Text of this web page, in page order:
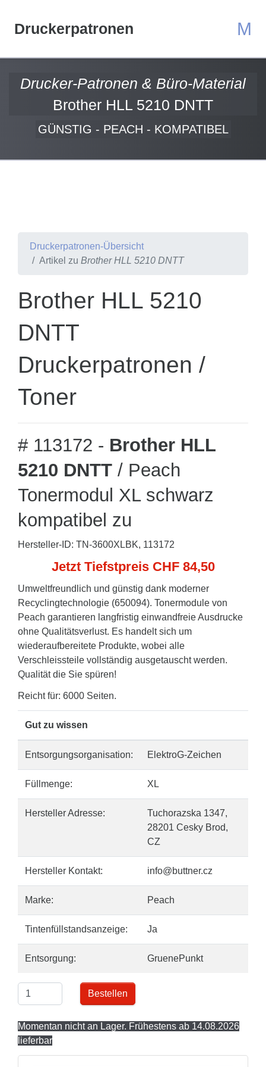
Druckerpatronen M
Drucker-Patronen & Büro-Material
Brother HLL 5210 DNTT
GÜNSTIG - PEACH - KOMPATIBEL
Druckerpatronen-Übersicht
Artikel zu Brother HLL 5210 DNTT
Brother HLL 5210
DNTT
Druckerpatronen /
Toner
# 113172 - Brother HLL
5210 DNTT / Peach
Tonermodul XL schwarz
kompatibel zu
Hersteller-ID: TN-3600XLBK, 113172
Jetzt Tiefstpreis CHF 84,50
Umweltfreundlich und günstig dank moderner
Recyclingtechnologie (650094). Tonermodule von
Peach garantieren langfristig einwandfreie Ausdrucke
ohne Qualitätsverlust. Es handelt sich um
wiederaufbereitete Produkte, wobei alle
Verschleissteile vollständig ausgetauscht werden.
Qualität die Sie spüren!
Reicht für: 6000 Seiten.
Gut zu wissen
Entsorgungsorganisation: ElektroG-Zeichen
Füllmenge: XL
Hersteller Adresse:
Tuchorazska 1347,
28201 Cesky Brod,
CZ
Hersteller Kontakt: info@buttner.cz
Marke: Peach
Tintenfüllstandsanzeige: Ja
Entsorgung: GruenePunkt
Bestellen
Momentan nicht an Lager. Frühestens ab 14.08.2026
lieferbar